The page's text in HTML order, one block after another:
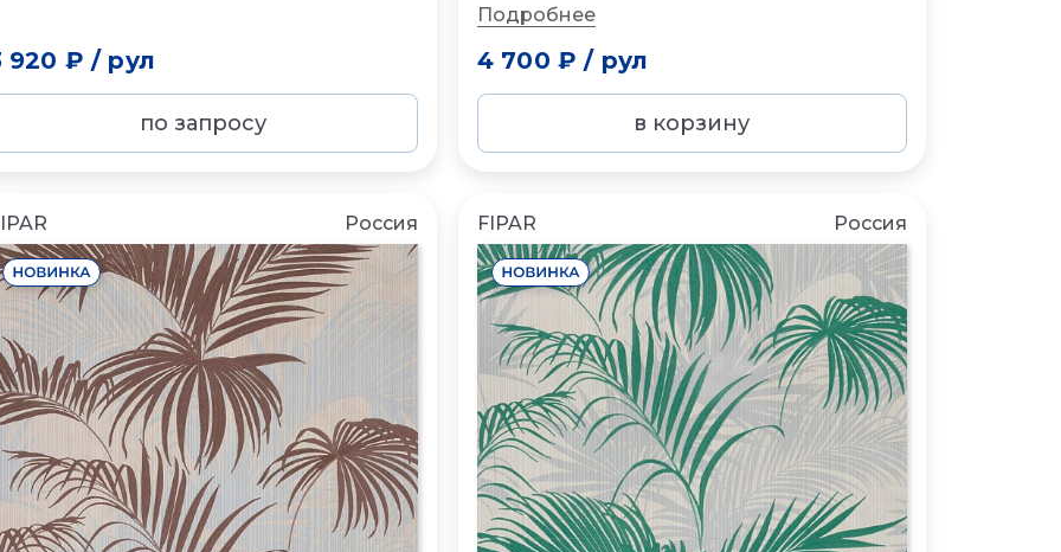
920 ₽ / рул
по запросу
Подробнее
4 700 ₽ / рул
в корзину
Россия FIPAR Россия